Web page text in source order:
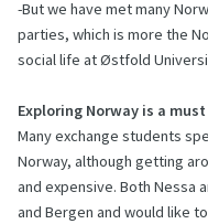
-But we have met many
parties, which is more the
social life at Østfold
Exploring Norway is a
Many exchange students
Norway, although getting
and expensive. Both Nessa
and Bergen and would like